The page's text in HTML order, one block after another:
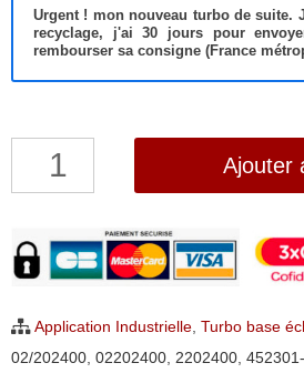
Urgent ! mon nouveau turbo de suite.
recyclage, j'ai 30 jours pour
rembourser sa consigne (France
quantité
JCB
4.0
2202400,
Ajouter
Application Industrielle Turbo base
02/202400 02202400 2202400